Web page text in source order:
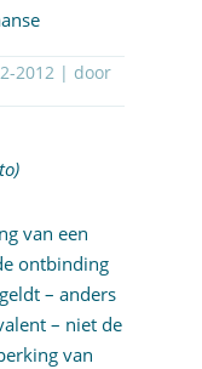
2012| door
van een
ontbinding
– anders
– niet de
van